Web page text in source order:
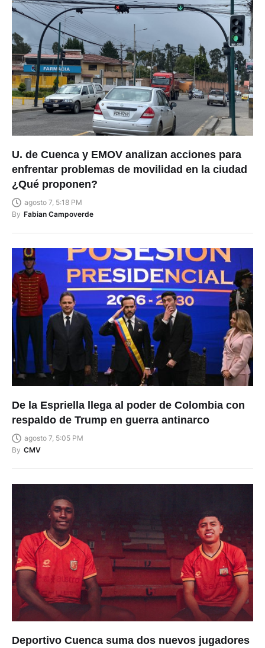
U. de Cuenca y EMOV analizan acciones para
enfrentar problemas de movilidad en la ciudad
¿Qué proponen?
agosto 7, 5:18 PM
By Fabian Campoverde
De la Espriella llega al poder de Colombia con
respaldo de Trump en guerra antinarco
agosto 7, 5:05 PM
By CMV
Deportivo Cuenca suma dos nuevos jugadores